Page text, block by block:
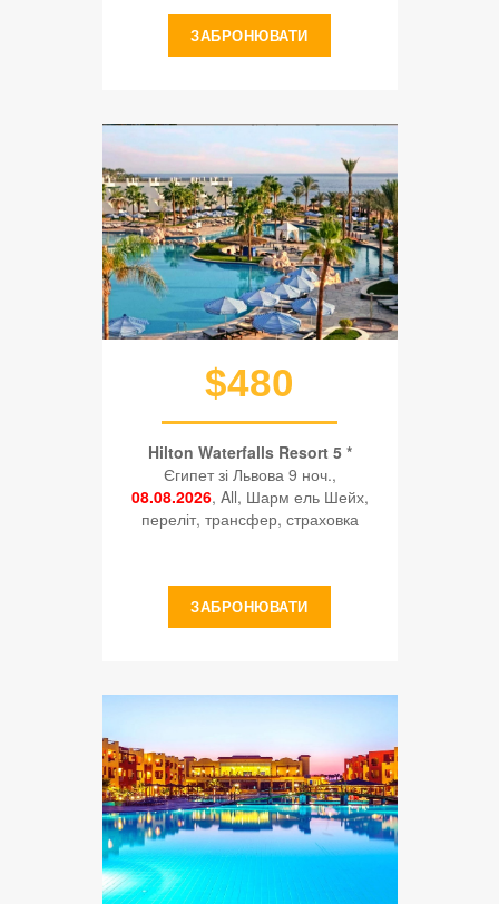
ЗАБРОНЮВАТИ
$480
Hilton Waterfalls Resort 5 *
Єгипет зі Львова 9 ноч.,
08.08.2026, All, Шарм ель Шейх,
переліт, трансфер, страховка
ЗАБРОНЮВАТИ